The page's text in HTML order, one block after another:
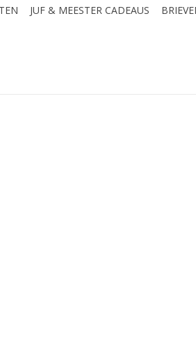
JUF & MEESTER CADEAUS